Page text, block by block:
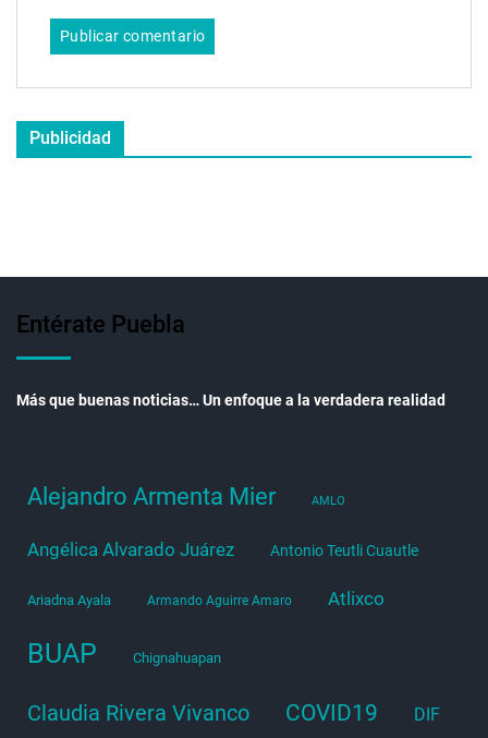
Publicidad
Entérate Puebla
Más que buenas noticias… Un enfoque a la verdadera realidad
Alejandro Armenta Mier AMLO
Angélica Alvarado Juárez Antonio Teutli Cuautle
Ariadna Ayala Armando Aguirre Amaro Atlixco
BUAP Chignahuapan
Claudia Rivera Vivanco COVID19 DIF